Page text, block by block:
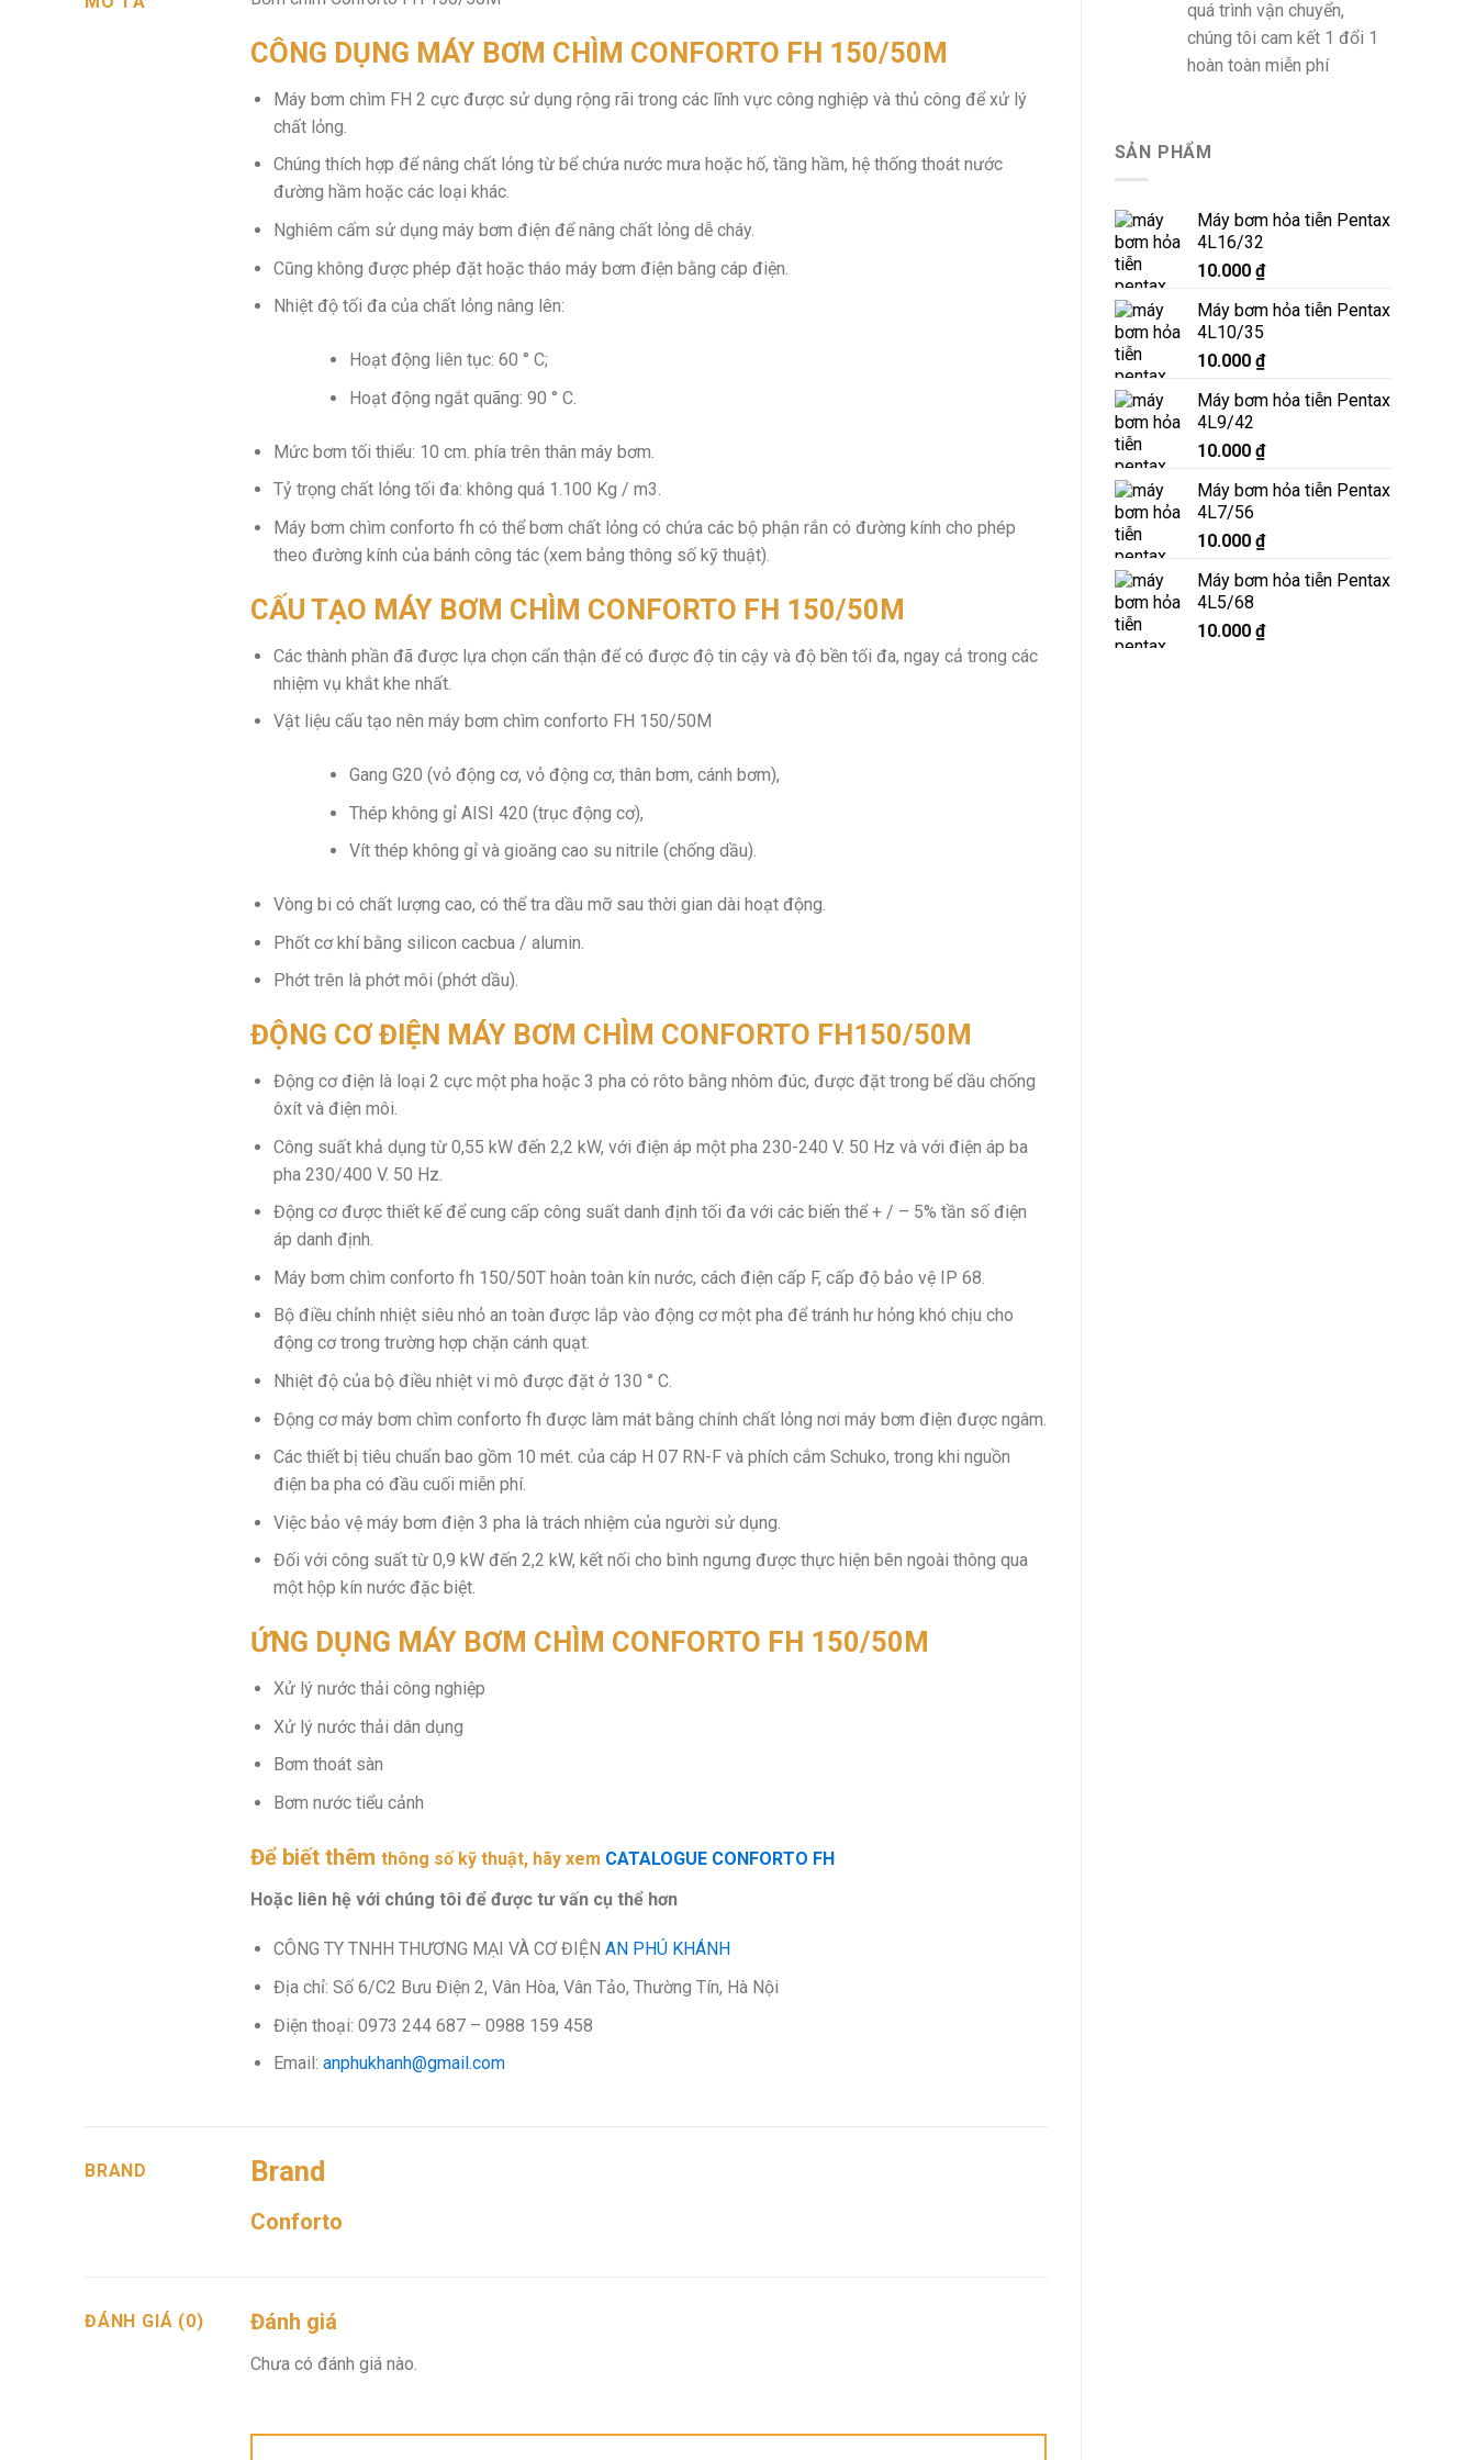
quá trình vận chuyển,
chúng tôi cam kết 1 đổi 1
hoàn toàn miễn phí
SẢN PHẨM
Máy bơm hỏa tiễn Pentax
4L16/32
10.000 ₫
Máy bơm hỏa tiễn Pentax
4L10/35
10.000 ₫
Máy bơm hỏa tiễn Pentax
4L9/42
10.000 ₫
Máy bơm hỏa tiễn Pentax
4L7/56
10.000 ₫
Máy bơm hỏa tiễn Pentax
4L5/68
10.000 ₫
CÔNG DỤNG MÁY BƠM CHÌM CONFORTO FH 150/50M
Máy bơm chìm FH 2 cực được sử dụng rộng rãi trong các lĩnh vực công nghiệp và thủ công để xử lý
chất lỏng.
Chúng thích hợp để nâng chất lỏng từ bể chứa nước mưa hoặc hố, tầng hầm, hệ thống thoát nước
đường hầm hoặc các loại khác.
Nghiêm cấm sử dụng máy bơm điện để nâng chất lỏng dễ cháy.
Cũng không được phép đặt hoặc tháo máy bơm điện bằng cáp điện.
Nhiệt độ tối đa của chất lỏng nâng lên:
Hoạt động liên tục: 60 ° C;
Hoạt động ngắt quãng: 90 ° C.
Mức bơm tối thiểu: 10 cm. phía trên thân máy bơm.
Tỷ trọng chất lỏng tối đa: không quá 1.100 Kg / m3.
Máy bơm chìm conforto fh có thể bơm chất lỏng có chứa các bộ phận rắn có đường kính cho phép
theo đường kính của bánh công tác (xem bảng thông số kỹ thuật).
CẤU TẠO MÁY BƠM CHÌM CONFORTO FH 150/50M
Các thành phần đã được lựa chọn cẩn thận để có được độ tin cậy và độ bền tối đa, ngay cả trong các
nhiệm vụ khắt khe nhất.
Vật liệu cấu tạo nên máy bơm chìm conforto FH 150/50M
Gang G20 (vỏ động cơ, vỏ động cơ, thân bơm, cánh bơm),
Thép không gỉ AISI 420 (trục động cơ),
Vít thép không gỉ và gioăng cao su nitrile (chống dầu).
Vòng bi có chất lượng cao, có thể tra dầu mỡ sau thời gian dài hoạt động.
Phốt cơ khí bằng silicon cacbua / alumin.
Phớt trên là phớt môi (phớt dầu).
ĐỘNG CƠ ĐIỆN MÁY BƠM CHÌM CONFORTO FH150/50M
Động cơ điện là loại 2 cực một pha hoặc 3 pha có rôto bằng nhôm đúc, được đặt trong bể dầu chống
ôxít và điện môi.
Công suất khả dụng từ 0,55 kW đến 2,2 kW, với điện áp một pha 230-240 V. 50 Hz và với điện áp ba
pha 230/400 V. 50 Hz.
Động cơ được thiết kế để cung cấp công suất danh định tối đa với các biến thể + / – 5% tần số điện
áp danh định.
Máy bơm chìm conforto fh 150/50T hoàn toàn kín nước, cách điện cấp F, cấp độ bảo vệ IP 68.
Bộ điều chỉnh nhiệt siêu nhỏ an toàn được lắp vào động cơ một pha để tránh hư hỏng khó chịu cho
động cơ trong trường hợp chặn cánh quạt.
Nhiệt độ của bộ điều nhiệt vi mô được đặt ở 130 ° C.
Động cơ máy bơm chìm conforto fh được làm mát bằng chính chất lỏng nơi máy bơm điện được ngâm.
Các thiết bị tiêu chuẩn bao gồm 10 mét. của cáp H 07 RN-F và phích cắm Schuko, trong khi nguồn
điện ba pha có đầu cuối miễn phí.
Việc bảo vệ máy bơm điện 3 pha là trách nhiệm của người sử dụng.
Đối với công suất từ ​​0,9 kW đến 2,2 kW, kết nối cho bình ngưng được thực hiện bên ngoài thông qua
một hộp kín nước đặc biệt.
ỨNG DỤNG MÁY BƠM CHÌM CONFORTO FH 150/50M
Xử lý nước thải công nghiệp
Xử lý nước thải dân dụng
Bơm thoát sàn
Bơm nước tiểu cảnh
Để biết thêmthông số kỹ thuật, hãy xem CATALOGUE CONFORTO FH
Hoặc liên hệ với chúng tôi để được tư vấn cụ thể hơn
CÔNG TY TNHH THƯƠNG MẠI VÀ CƠ ĐIỆN AN PHÚ KHÁNH
Địa chỉ: Số 6/C2 Bưu Điện 2, Vân Hòa, Vân Tảo, Thường Tín, Hà Nội
Điện thoại: 0973 244 687 – 0988 159 458
Email: anphukhanh@gmail.com
BRAND Brand
Conforto
ĐÁNH GIÁ (0) Đánh giá
Chưa có đánh giá nào.